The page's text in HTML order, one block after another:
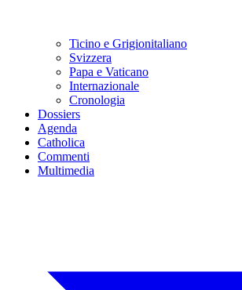
Ticino e Grigionitaliano
Svizzera
Papa e Vaticano
Internazionale
Cronologia
Dossiers
Agenda
Catholica
Commenti
Multimedia